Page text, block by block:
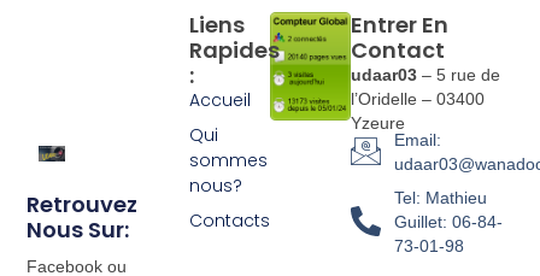
Retrouvez
Nous Sur:
Facebook ou
Liens
Rapides
:
Accueil
Qui
sommes
nous?
Contacts
Entrer En
Contact
udaar03 – 5 rue de
l’Oridelle – 03400
Yzeure
Email:
Tel: Mathieu
Guillet: 06-84-
73-01-98